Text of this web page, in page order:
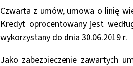
Czwarta z umów, umowa o linię
Kredyt oprocentowany jest
wykorzystany do dnia 30.06.2019 r.
Jako zabezpieczenie zawartych